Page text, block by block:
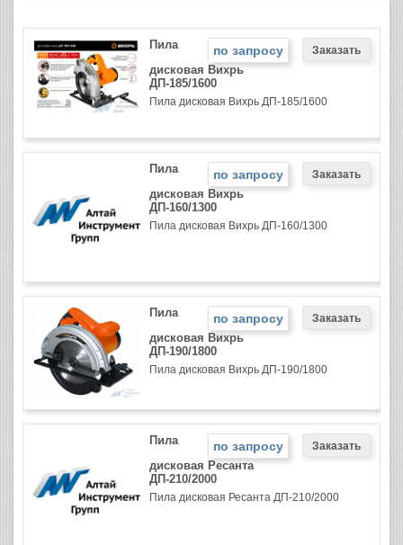
по запросу
Пила
дисковая Вихрь
ДП-185/1600
Пила дисковая Вихрь ДП-185/1600
по запросу
Пила
дисковая Вихрь
ДП-160/1300
Пила дисковая Вихрь ДП-160/1300
по запросу
Пила
дисковая Вихрь
ДП-190/1800
Пила дисковая Вихрь ДП-190/1800
по запросу
Пила
дисковая Ресанта
ДП-210/2000
Пила дисковая Ресанта ДП-210/2000